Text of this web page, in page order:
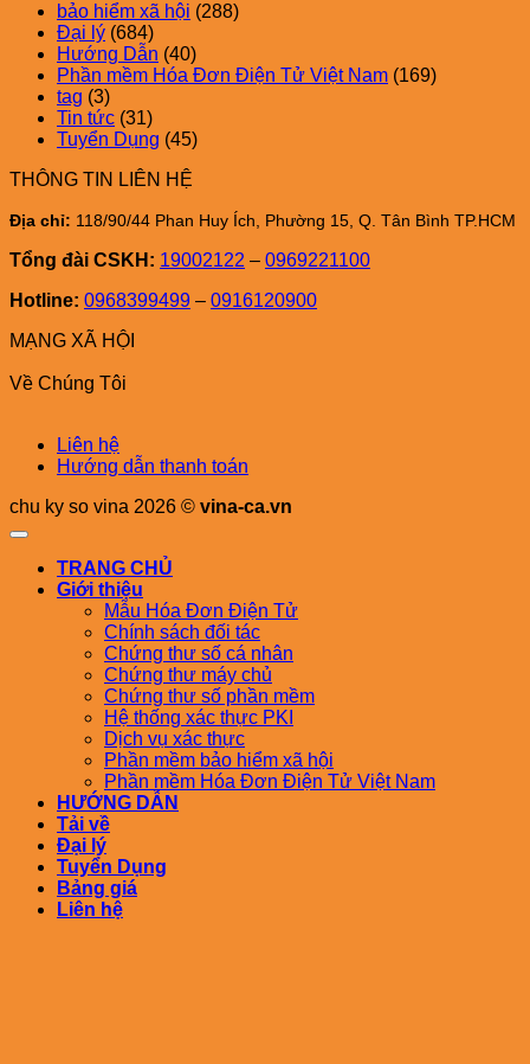
bảo hiểm xã hội (288)
Đại lý (684)
Hướng Dẫn (40)
Phần mềm Hóa Đơn Điện Tử Việt Nam (169)
tag (3)
Tin tức (31)
Tuyển Dụng (45)
THÔNG TIN LIÊN HỆ
Địa chỉ: 118/90/44 Phan Huy Ích, Phường 15, Q. Tân Bình TP.HCM
Tổng đài CSKH: 19002122 – 0969221100
Hotline: 0968399499 – 0916120900
MẠNG XÃ HỘI
Về Chúng Tôi
Liên hệ
Hướng dẫn thanh toán
chu ky so vina 2026 © vina-ca.vn
TRANG CHỦ
Giới thiệu
Mẫu Hóa Đơn Điện Tử
Chính sách đối tác
Chứng thư số cá nhân
Chứng thư máy chủ
Chứng thư số phần mềm
Hệ thống xác thực PKI
Dịch vụ xác thực
Phần mềm bảo hiểm xã hội
Phần mềm Hóa Đơn Điện Tử Việt Nam
HƯỚNG DẪN
Tải về
Đại lý
Tuyển Dụng
Bảng giá
Liên hệ